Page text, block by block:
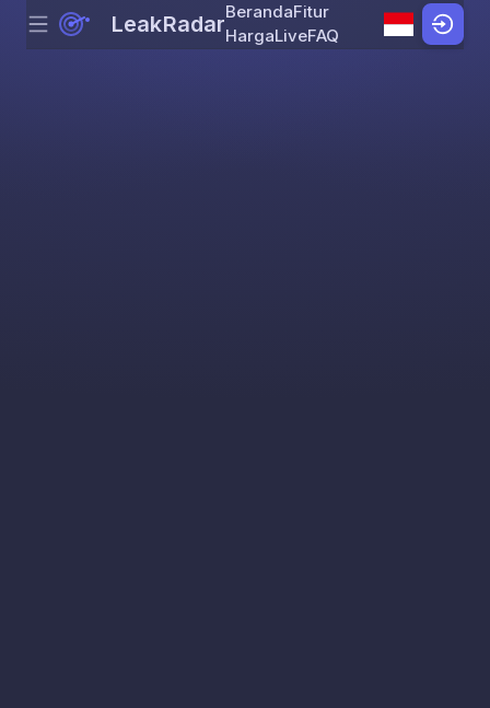
Skip to content
Menu LeakRadarBerandaFitur
HargaLiveFAQ